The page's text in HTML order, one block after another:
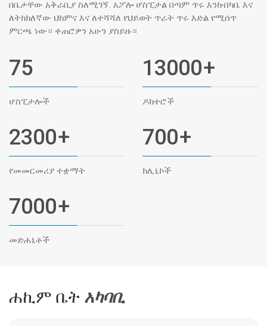
በቤታቸው አቅራቢያ ስለሚገኝ. አፖሎ ሆስፒታል በጣም ጥሩ እንክብካቤ እና
ለትክክለኛው ህክምና እና ለተሻሻለ የህይወት ጥራት ጥሩ እድል የሚሰጥ
ምርጫ ነው። ቀጠሮዎን አሁን ያስይዙ።
75
ሆስፒታሎች
13000+
ዶክተሮች
2300+
የመመርመሪያ ተቋማት
700+
ክሊኒኮች
7000+
መድሐኒቶች
ሐኪም ቤት አካባቢ